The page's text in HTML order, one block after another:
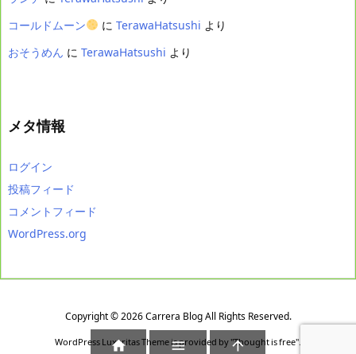
コールドムーン
に TerawaHatsushi より
おそうめん に TerawaHatsushi より
メタ情報
ログイン
投稿フィード
コメントフィード
WordPress.org
Copyright ©2026 Carrera BlogAll Rights Reserved.
WordPress Luxeritas Theme is provided by "Thought is free".
  